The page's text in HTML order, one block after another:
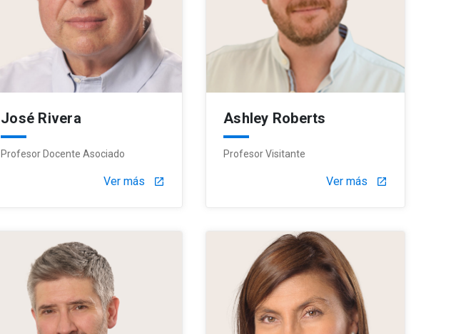
José Rivera
Profesor Docente Asociado
Ver más launch
Ashley Roberts
Profesor Visitante
Ver más launch